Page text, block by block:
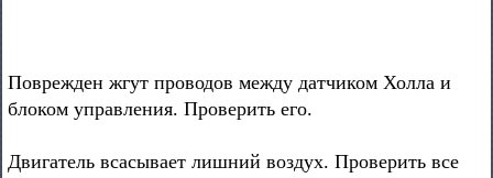
Поврежден жгут проводов между датчиком Холла и
блоком управления. Проверить его.
Двигатель всасывает лишний воздух. Проверить все